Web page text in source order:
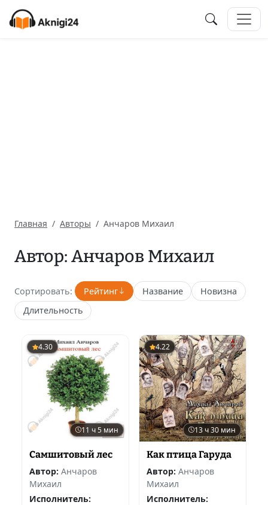
Главная Авторы Анчаров Михаил
Автор: Анчаров Михаил
Сортировать: Рейтинг Название
Новизна
Длительность
4.30
11 ч 5 мин
Самшитовый лес
Автор: Анчаров
Михаил
Исполнитель:
4.22
13 ч 30 мин
Как птица Гаруда
Автор: Анчаров
Михаил
Исполнитель: